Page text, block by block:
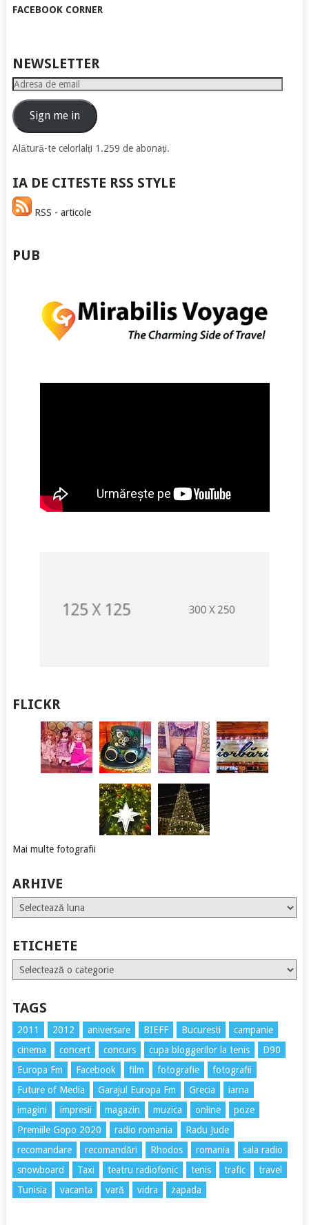
FACEBOOK CORNER
NEWSLETTER
Adresa
emailSign me in
Alătură-te celorlalți 1.259 de abonați.
IA DE CITESTE RSS STYLE
RSS - articole
PUB
FLICKR
Mai multe fotografii
ARHIVE
Arhive
ETICHETE
Etichete
TAGS
2011 2012 aniversare BIEFF Bucuresti
campanie
cinema
concert concurs cupa bloggerilor la tenis
D90
Europa Fm
Facebook film fotografie
fotografii
Future of Media
Garajul Europa Fm Grecia
iarna
imagini
impresii magazin muzica online
poze
Premiile Gopo 2020
radio romania
Radu Jude
recomandare
recomandări Rhodos romania
sala radio
snowboard
Taxi teatru radiofonic tenis trafic
travel
Tunisia
vacanta vară vidra zapada